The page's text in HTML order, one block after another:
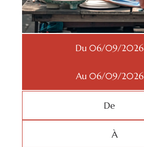
Du 06/09/2026
Au 06/09/2026
De
À